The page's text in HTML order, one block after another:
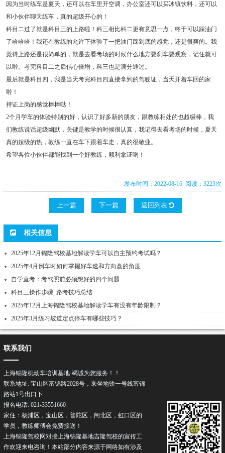
因为当时练车是夏天，还可以在车里开空调，办公室还可以买冰镇饮料，还可以
和小伙伴聊天练车，真的超级开心的！
科目二过了就是科目三的上路啦！科三相比科二更有意思一点，终于可以踩油门
了哈哈哈！我还在教练的允许下体验了一把油门踩到底的感觉，还是很爽的。我
觉得上路还是很简单的，就是去看考场的时候什么地方要刹车要观察，记住就可
以啦。考完科目二之后信心倍增，科三也是满分通过。
最后就是科目四，我是当天考完科目四直接拿到的驾驶证，当天开着车回的家
啦！
持证上岗的感觉棒棒哒！
2个月学车的体验特别的好，认识了好多新的朋友，跟教练相处的也超级棒，我
们教练说话超级幽默，关键是教学的时候很认真，我记得去看考场的时候，夏天
真的超级的热，教练一直在车下跟着车走，真的很敬业。
希望各位小伙伴都能找到一个好教练，顺利拿证哟！
发布时间：2022-08-16 阅读：3223次
上一篇 下一篇 返回列表
相关信息
2025年12月锦隆驾校基地解读学车可以自主预约考试吗？
2025年4月倒车时如何掌握好车速和方向盘的角度
自学直考：考驾照前必须想好的四个问题
科目三操作步骤_路考技巧总结
2025年12月上海锦隆驾校基地解读学车有没有年龄限制？
2025年3月练习坡道定点停车有哪些技巧？
联系我们
上海锦隆机动车培训基地-竭诚为您服务！！
联系地址: 宝山区富锦路2028号，乘坐地铁一号线富锦
路站1号出口下
报名电话: 021-33551660
家住：杨浦区，宝山区，普陀区，闸北区，虹口区的
学员，教练师傅会免费接送！
上海锦隆驾校网对接上海锦隆基地吉隆驾校的宣传工
作欢迎来电咨询！本站部分内容来源于网络如有涉及